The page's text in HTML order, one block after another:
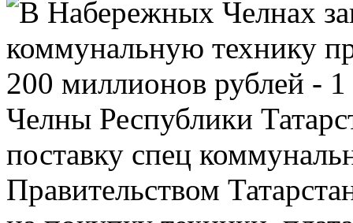
Челны Республики
поставку спец
Правительством